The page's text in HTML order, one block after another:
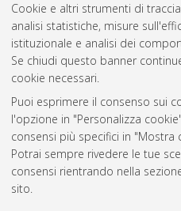
Cookie e altri strumenti di
analisi statistiche, misure
istituzionale e analisi dei
Se chiudi questo banner
cookie necessari.
Puoi esprimere il consenso sui
l'opzione in "Personalizza
consensi più specifici in "Mostra
Potrai sempre rivedere le tue
consensi rientrando nella
sito.
Atom
Rss 1.0
AMS Laurea
Servizio implementato e